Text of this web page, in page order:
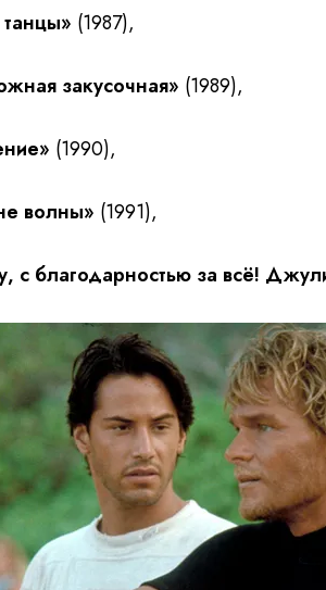
(1987),
закусочная» (1989),
(1990),
волны» (1991),
с благодарностью за всё!